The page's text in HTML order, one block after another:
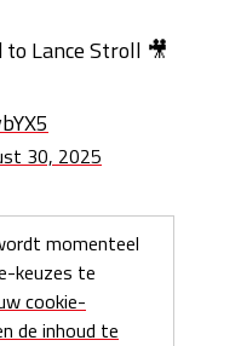
to Lance Stroll 🎥
30, 2025
momenteel
keuzes te
cookie-
de inhoud te